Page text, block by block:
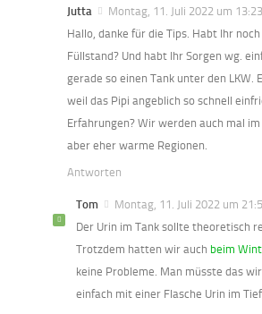
Jutta
Montag, 11. Juli 2022 um
Hallo, danke für die Tips. Habt Ihr
Füllstand? Und habt Ihr Sorgen wg.
gerade so einen Tank unter den LKW.
weil das Pipi angeblich so schnell
Erfahrungen? Wir werden auch mal
aber eher warme Regionen.
Antworten
Tom
Montag, 11. Juli 2022 um
Der Urin im Tank sollte theoretisch
Trotzdem hatten wir auch beim
keine Probleme. Man müsste das
einfach mit einer Flasche Urin im